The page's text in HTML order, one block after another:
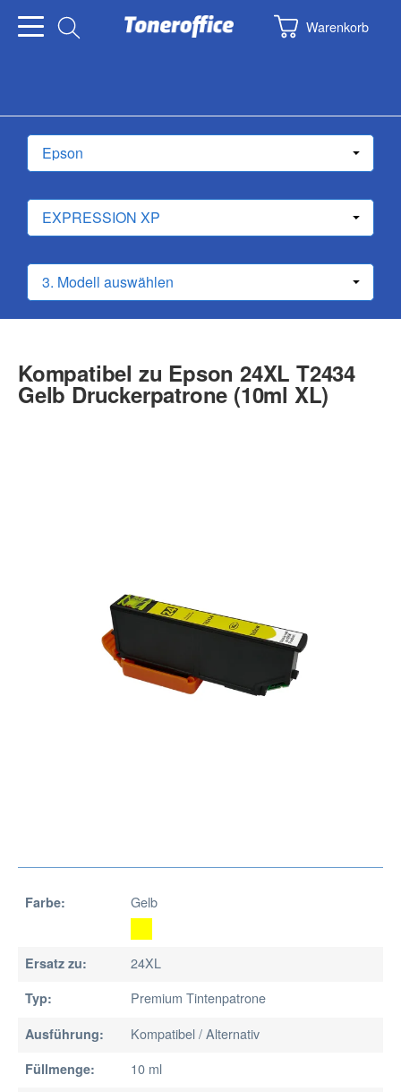
Warenkorb
Kompatibel zu Epson 24XL T2434
Gelb Druckerpatrone (10ml XL)
Farbe: Gelb
Ersatz zu: 24XL
Typ: Premium Tintenpatrone
Ausführung: Kompatibel / Alternativ
Füllmenge: 10 ml